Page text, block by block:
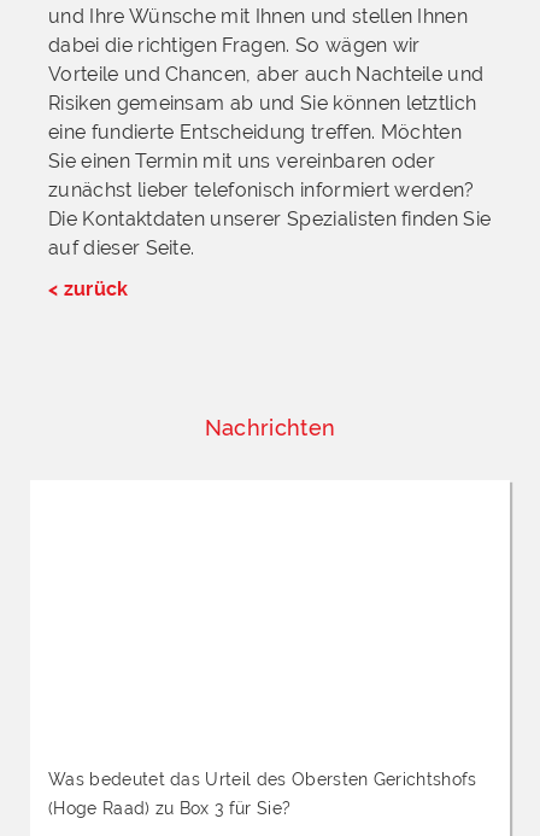
und Ihre Wünsche mit Ihnen und stellen Ihnen
dabei die richtigen Fragen. So wägen wir
Vorteile und Chancen, aber auch Nachteile und
Risiken gemeinsam ab und Sie können letztlich
eine fundierte Entscheidung treffen. Möchten
Sie einen Termin mit uns vereinbaren oder
zunächst lieber telefonisch informiert werden?
Die Kontaktdaten unserer Spezialisten finden Sie
auf dieser Seite.
< zurück
Nachrichten
Was bedeutet das Urteil des Obersten Gerichtshofs
(Hoge Raad) zu Box 3 für Sie?